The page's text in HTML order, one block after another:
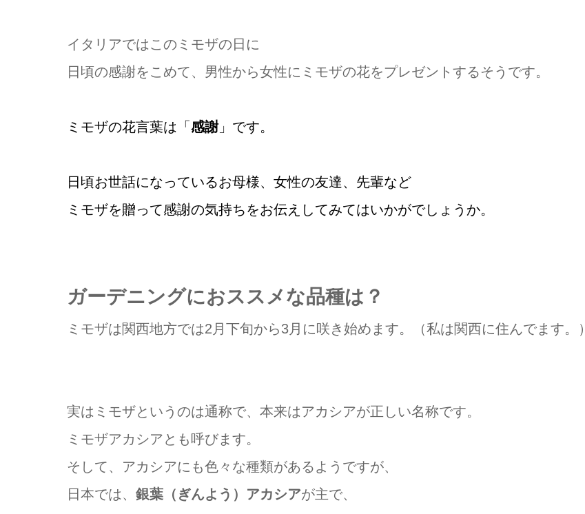
イタリアではこのミモザの日に
日頃の感謝をこめて、男性から女性にミモザの花をプレゼントするそうです。
ミモザの花言葉は「 感謝」です。
日頃お世話になっているお母様、女性の友達、先輩など
ミモザを贈って感謝の気持ちをお伝えしてみてはいかがでしょうか。
ガーデニングにおススメな品種は？
ミモザは関西地方では2月下旬から3月に咲き始めます。（私は関西に住んでます。）
実はミモザというのは通称で、本来はアカシアが正しい名称です。
ミモザアカシアとも呼びます。
そして、アカシアにも色々な種類があるようですが、
日本では、 銀葉（ぎんよう）アカシアが主で、